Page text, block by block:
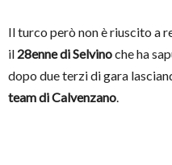
Il turco però non è riuscito a
il 28enne di Selvinoche ha
dopo due terzi di gara
team di Calvenzano.